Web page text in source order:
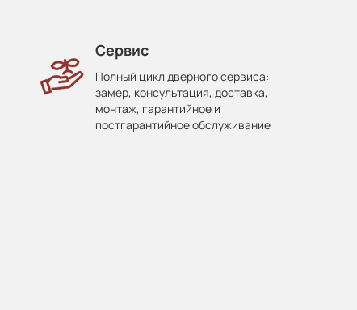
Сервис
Полный цикл дверного сервиса:
замер, консультация, доставка,
монтаж, гарантийное и
постгарантийное обслуживание